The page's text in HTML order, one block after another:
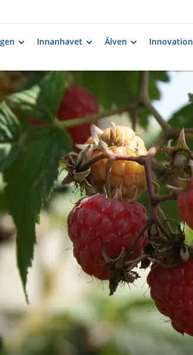
Innanhavet Älven Innovation